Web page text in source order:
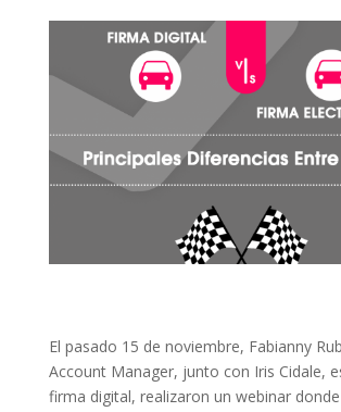
El pasado 15 de noviembre, Fabianny
Account Manager, junto con Iris Cidale,
firma digital, realizaron un webinar